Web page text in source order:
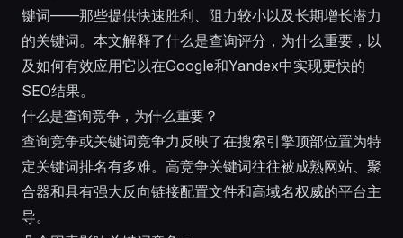
键词——那些提供快速胜利、阻力较小以及长期增长潜力
的关键词。本文解释了什么是查询评分，为什么重要，以
及如何有效应用它以在Google和Yandex中实现更快的
SEO结果。
什么是查询竞争，为什么重要？
查询竞争或关键词竞争力反映了在搜索引擎顶部位置为特
定关键词排名有多难。高竞争关键词往往被成熟网站、聚
合器和具有强大反向链接配置文件和高域名权威的平台主
导。